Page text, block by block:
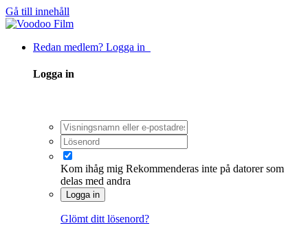
Gå till innehåll
Redan medlem? Logga in
Logga in
Kom ihåg mig Rekommenderas inte på datorer som
delas med andra
Logga in
Glömt ditt lösenord?